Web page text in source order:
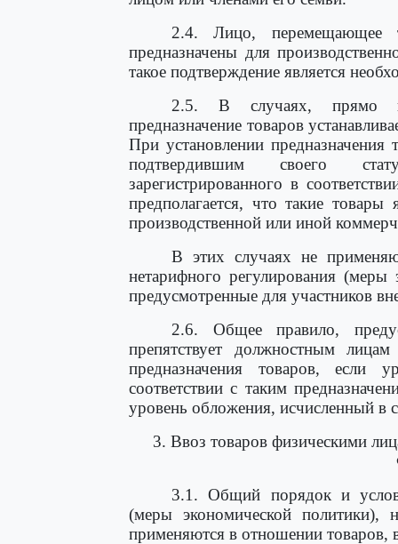
2.4. Лицо, перемещающее
предназначены для
такое подтверждение является
2.5. В случаях, прямо
предназначение товаров
При установлении
подтвердившим своего
зарегистрированного в
предполагается, что такие
производственной или иной
В этих случаях не
нетарифного регулирования
предусмотренные для участников
2.6. Общее правило,
препятствует должностным
предназначения товаров, если
соответствии с таким
уровень обложения, исчисленный в
3. Ввоз товаров физическими
3.1. Общий порядок и
(меры экономической политики),
применяются в отношении товаров,